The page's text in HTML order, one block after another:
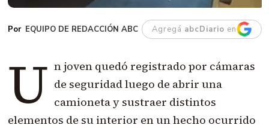
EQUIPO DE REDACCIÓN ABC Agregá abcDiario en
U n joven quedó registrado por cámaras
de seguridad luego de abrir una
camioneta y sustraer distintos
elementos de su interior en un hecho ocurrido